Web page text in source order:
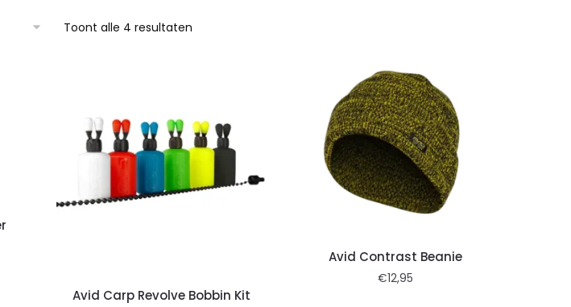
Toont alle 4 resultaten
Avid Carp Revolve Bobbin Kit
Avid Contrast Beanie
€12,95